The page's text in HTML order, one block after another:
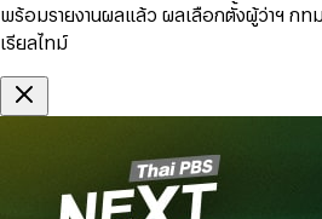
พร้อมรายงานผลแล้ว ผลเลือกตั้งผู้ว่าฯ กท
เรียลไทม์